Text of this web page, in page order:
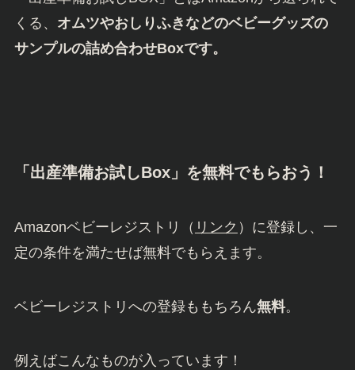
くる、 オムツやおしりふきなどのベビーグッズの
サンプルの詰め合わせBoxです。
「出産準備お試しBox」を無料でもらおう！
Amazonベビーレジストリ（ リンク ）に登録し、一
定の条件を満たせば無料でもらえます。
ベビーレジストリへの登録ももちろん無料。
例えばこんなものが入っています！